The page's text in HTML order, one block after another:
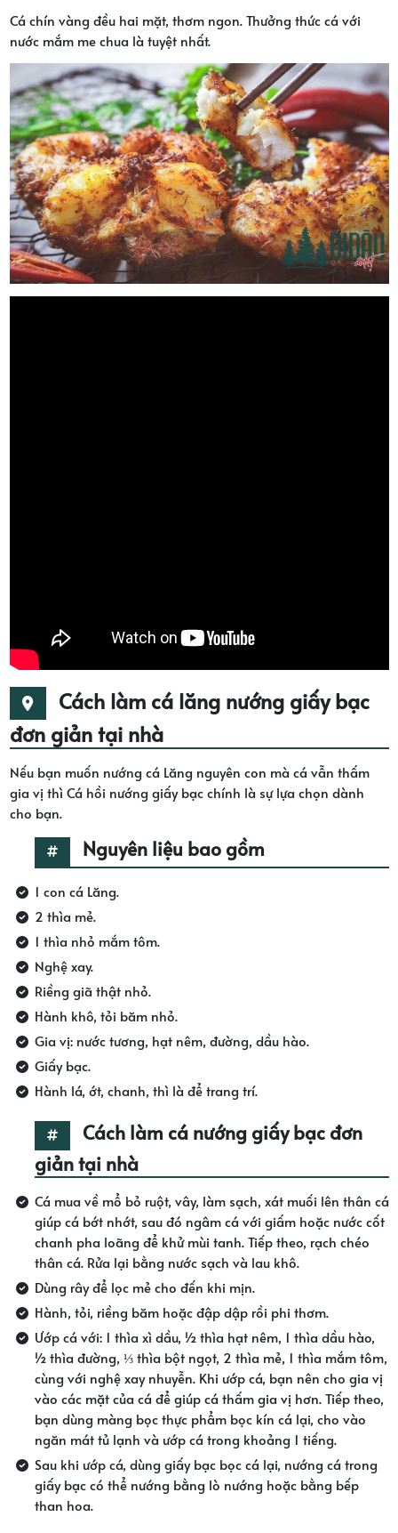
Cá chín vàng đều hai mặt, thơm ngon. Thưởng thức cá với
nước mắm me chua là tuyệt nhất.
Cách làm cá lăng nướng giấy bạc
đơn giản tại nhà
Nếu bạn muốn nướng cá Lăng nguyên con mà cá vẫn thấm
gia vị thì Cá hồi nướng giấy bạc chính là sự lựa chọn dành
cho bạn.
Nguyên liệu bao gồm
1 con cá Lăng.
2 thìa mẻ.
1 thìa nhỏ mắm tôm.
Nghệ xay.
Riềng giã thật nhỏ.
Hành khô, tỏi băm nhỏ.
Gia vị: nước tương, hạt nêm, đường, dầu hào.
Giấy bạc.
Hành lá, ớt, chanh, thì là để trang trí.
Cách làm cá nướng giấy bạc đơn
giản tại nhà
Cá mua về mổ bỏ ruột, vây, làm sạch, xát muối lên thân cá
giúp cá bớt nhớt, sau đó ngâm cá với giấm hoặc nước cốt
chanh pha loãng để khử mùi tanh. Tiếp theo, rạch chéo
thân cá. Rửa lại bằng nước sạch và lau khô.
Dùng rây để lọc mẻ cho đến khi mịn.
Hành, tỏi, riềng băm hoặc đập dập rồi phi thơm.
Ướp cá với: 1 thìa xì dầu, ½ thìa hạt nêm, 1 thìa dầu hào,
½ thìa đường, ⅓ thìa bột ngọt, 2 thìa mẻ, 1 thìa mắm tôm,
cùng với nghệ xay nhuyễn. Khi ướp cá, bạn nên cho gia vị
vào các mặt của cá để giúp cá thấm gia vị hơn. Tiếp theo,
bạn dùng màng bọc thực phẩm bọc kín cá lại, cho vào
ngăn mát tủ lạnh và ướp cá trong khoảng 1 tiếng.
Sau khi ướp cá, dùng giấy bạc bọc cá lại, nướng cá trong
giấy bạc có thể nướng bằng lò nướng hoặc bằng bếp
than hoa.